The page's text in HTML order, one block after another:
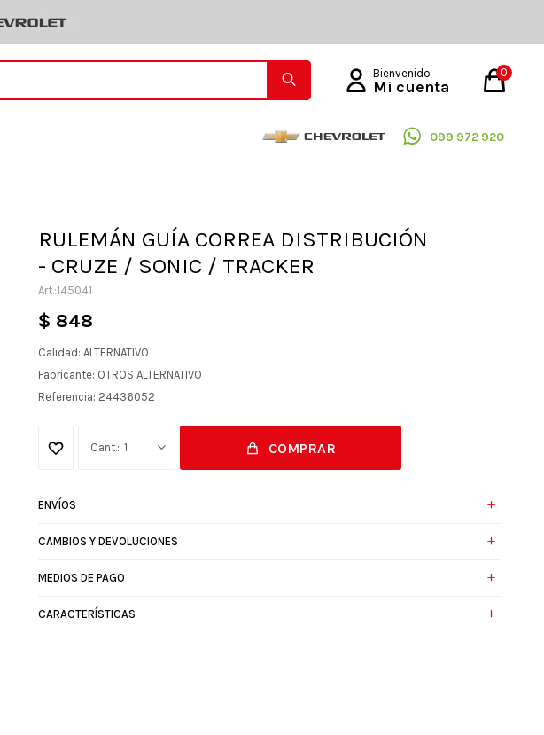
099 972 920
0
RULEMÁN GUÍA CORREA DISTRIBUCIÓN
- CRUZE / SONIC / TRACKER
145041
$ 848
Calidad: ALTERNATIVO
Fabricante: OTROS ALTERNATIVO
Referencia: 24436052
1 COMPRAR
ENVÍOS
CAMBIOS Y DEVOLUCIONES
MEDIOS DE PAGO
CARACTERÍSTICAS